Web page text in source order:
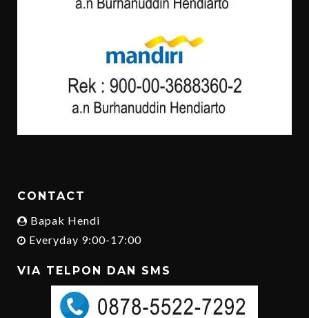
CONTACT
Bapak Hendi
Everyday 9:00-17:00
VIA TELPON DAN SMS